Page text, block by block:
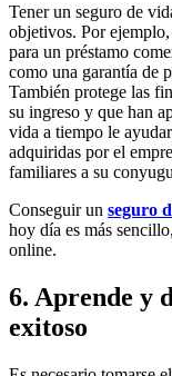
Tener un seguro de
objetivos. Por
para un préstamo
como una garantía de
También protege las
su ingreso y que han
vida a tiempo le
adquiridas por el
familiares a su
Conseguir un seguro
hoy día es más
online.
6. Aprende y
exitoso